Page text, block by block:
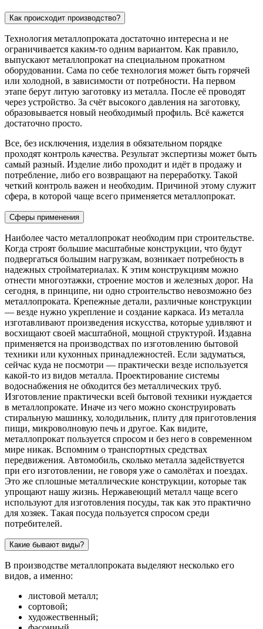
Как происходит производство?
Технология металлопроката достаточно интересна и не
ограничивается каким-то одним вариантом. Как правило,
выпускают металлопрокат на специальном прокатном
оборудовании. Сама по себе технология может быть горячей
или холодной, в зависимости от потребности. На первом
этапе берут литую заготовку из металла. После её проводят
через устройство. За счёт высокого давления на заготовку,
образовывается новый необходимый профиль. Всё кажется
достаточно просто.
Все, без исключения, изделия в обязательном порядке
проходят контроль качества. Результат экспертизы может быть
самый разный. Изделие либо проходит и идёт в продажу и
потребление, либо его возвращают на переработку. Такой
четкий контроль важен и необходим. Причиной этому служит
сфера, в которой чаще всего применяется металлопрокат.
Сферы применения
Наиболее часто металлопрокат необходим при строительстве.
Когда строят большие масштабные конструкции, что будут
подвергаться большим нагрузкам, возникает потребность в
надежных стройматериалах. К этим конструкциям можно
отнести многоэтажки, строение мостов и железных дорог. На
сегодня, в принципе, ни одно строительство невозможно без
металлопроката. Крепежные детали, различные конструкции
— везде нужно укрепление и создание каркаса. Из металла
изготавливают произведения искусства, которые удивляют и
восхищают своей масштабной, мощной структурой. Издавна
применяется на производствах по изготовлению бытовой
техники или кухонных принадлежностей. Если задуматься,
сейчас куда не посмотри — практически везде используется
какой-то из видов металла. Проектирование системы
водоснабжения не обходится без металлических труб.
Изготовление практически всей бытовой техники нуждается
в металлопрокате. Иначе из чего можно сконструировать
стиральную машинку, холодильник, плиту для приготовления
пищи, микроволновую печь и другое. Как видите,
металлопрокат пользуется спросом и без него в современном
мире никак. Вспомним о транспортных средствах
передвижения. Автомобиль, сколько металла задействуется
при его изготовлении, не говоря уже о самолётах и поездах.
Это же сплошные металлические конструкции, которые так
упрощают нашу жизнь. Нержавеющий металл чаще всего
используют для изготовления посуды, так как это практично
для хозяек. Такая посуда пользуется спросом среди
потребителей.
Какие бывают виды?
В производстве металлопроката выделяют несколько его
видов, а именно:
листовой металл;
сортовой;
художественный;